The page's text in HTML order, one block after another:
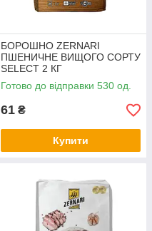
БОРОШНО ZERNARI
ПШЕНИЧНЕ ВИЩОГО СОРТУ
SELECT 2 КГ
Готово до відправки 530 од.
61 ₴
Купити